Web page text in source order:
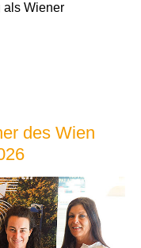
als Wiener
des Wien